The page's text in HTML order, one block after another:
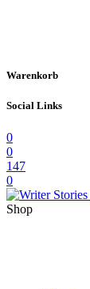
Warenkorb
Social Links
0
0
147
0
Shop